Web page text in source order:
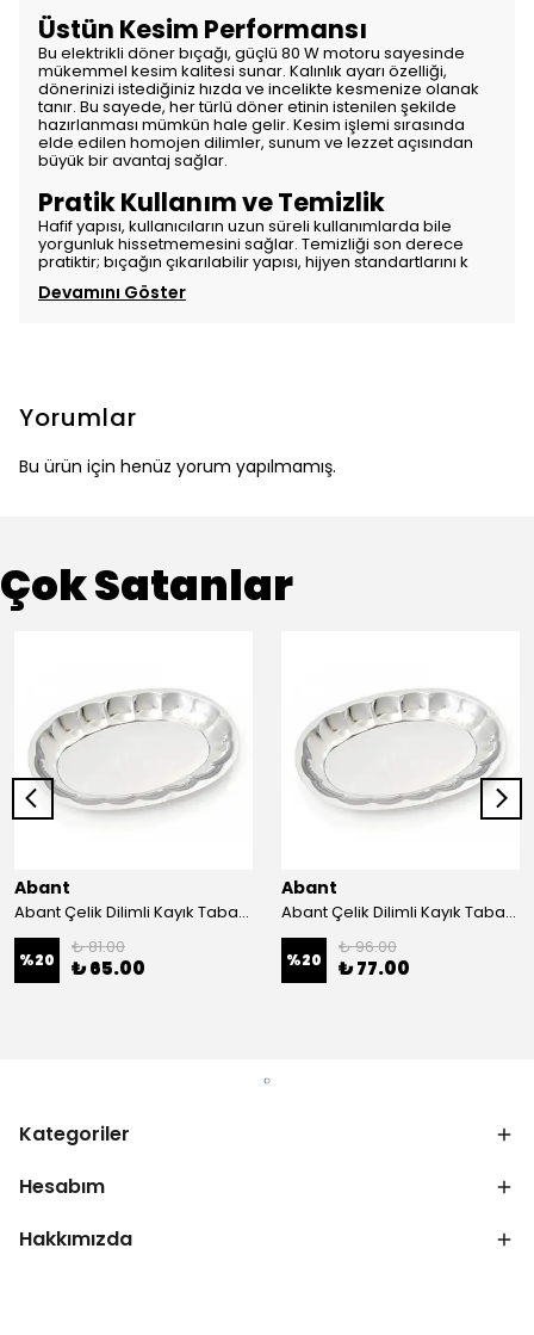
Üstün Kesim Performansı
Bu elektrikli döner bıçağı, güçlü 80 W motoru sayesinde
mükemmel kesim kalitesi sunar. Kalınlık ayarı özelliği,
dönerinizi istediğiniz hızda ve incelikte kesmenize olanak
tanır. Bu sayede, her türlü döner etinin istenilen şekilde
hazırlanması mümkün hale gelir. Kesim işlemi sırasında
elde edilen homojen dilimler, sunum ve lezzet açısından
büyük bir avantaj sağlar.
Pratik Kullanım ve Temizlik
Hafif yapısı, kullanıcıların uzun süreli kullanımlarda bile
yorgunluk hissetmemesini sağlar. Temizliği son derece
pratiktir; bıçağın çıkarılabilir yapısı, hijyen standartlarını k
Devamını Göster
Yorumlar
Bu ürün için henüz yorum yapılmamış.
Çok Satanlar
Abant
Abant Çelik Dilimli Kayık Tabak No:1 ; 14x21 cm.
%20
₺ 81.00
₺ 65.00
Abant
Abant Çelik Dilimli Kayık Tabak No:2 ; 16,5x24,5 cm.
%20
₺ 96.00
₺ 77.00
Kategoriler
Hesabım
Hakkımızda